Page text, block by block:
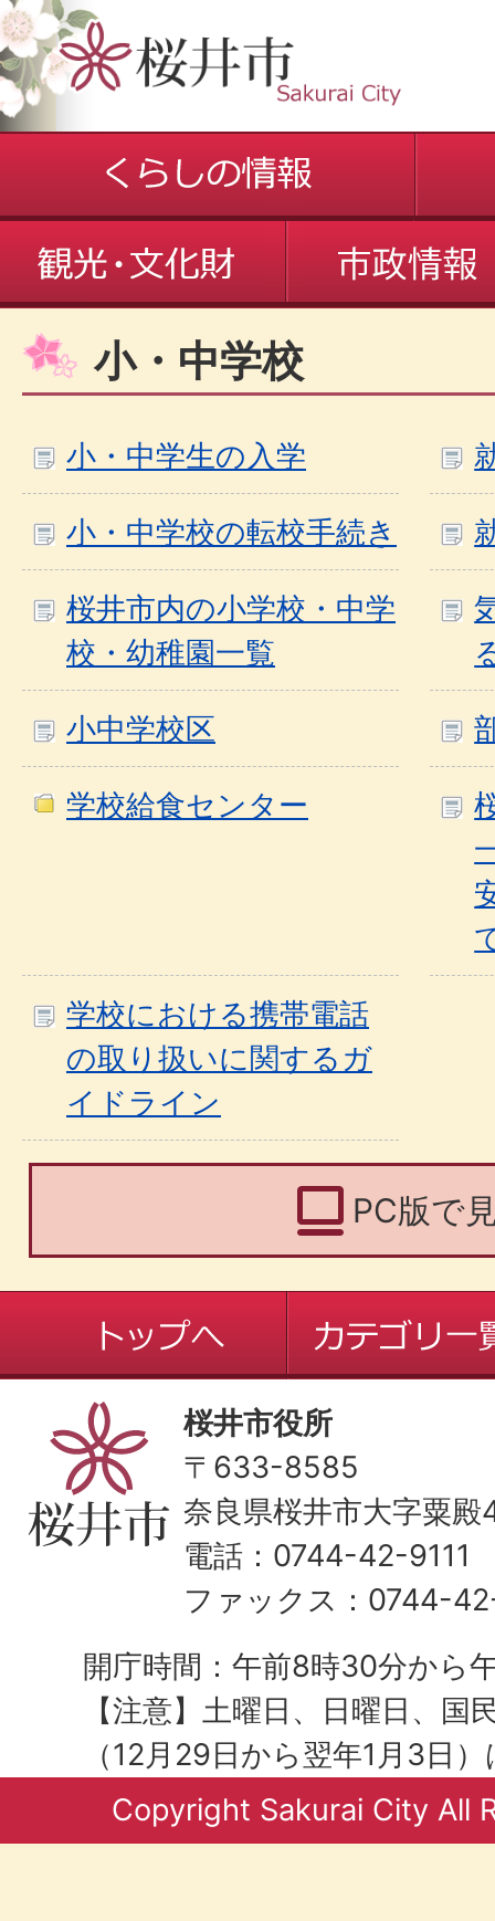
小・中学校
小・中学生の入学
小・中学校の転校手続き
桜井市内の小学校・中学
校・幼稚園一覧
小中学校区
学校給食センター
学校における携帯電話
の取り扱いに関するガ
イドライン
PC版で
桜井市役所
〒633-8585
奈良県桜井市大字粟
電話：0744-42-9111
ファックス：0744-
開庁時間：午前8時30分から
【注意】土曜日、日曜日、国
（12月29日から翌年1月3日
Copyright Sakurai City All